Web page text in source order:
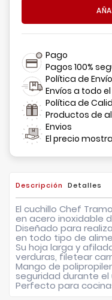
Pago
Pagos 100%
Política de
Envíos a todo
Política de
Productos de
Envios
El precio
Descripción Detalles
El cuchillo Chef
en acero inoxidable
Diseñado para
en todo tipo de
Su hoja larga y
verduras, filetear
Mango de
seguridad durante el
Perfecto para